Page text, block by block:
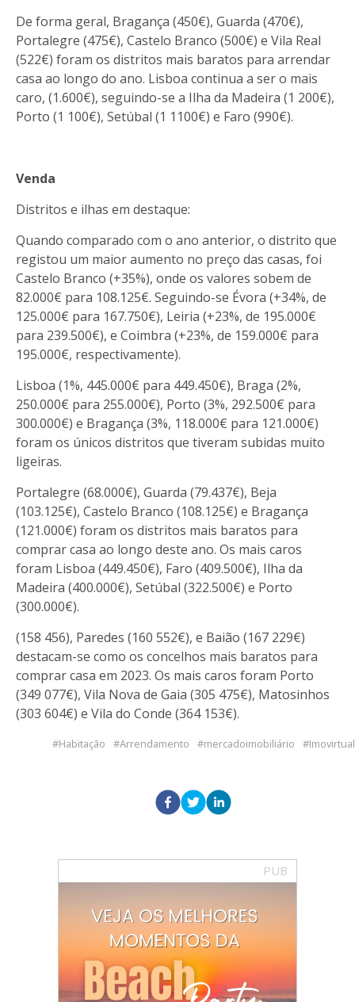
De forma geral, Bragança (450€), Guarda (470€),
Portalegre (475€), Castelo Branco (500€) e Vila Real
(522€) foram os distritos mais baratos para arrendar
casa ao longo do ano. Lisboa continua a ser o mais
caro, (1.600€), seguindo-se a Ilha da Madeira (1 200€),
Porto (1 100€), Setúbal (1 1100€) e Faro (990€).
Venda
Distritos e ilhas em destaque:
Quando comparado com o ano anterior, o distrito que
registou um maior aumento no preço das casas, foi
Castelo Branco (+35%), onde os valores sobem de
82.000€ para 108.125€. Seguindo-se Évora (+34%, de
125.000€ para 167.750€), Leiria (+23%, de 195.000€
para 239.500€), e Coimbra (+23%, de 159.000€ para
195.000€, respectivamente).
Lisboa (1%, 445.000€ para 449.450€), Braga (2%,
250.000€ para 255.000€), Porto (3%, 292.500€ para
300.000€) e Bragança (3%, 118.000€ para 121.000€)
foram os únicos distritos que tiveram subidas muito
ligeiras.
Portalegre (68.000€), Guarda (79.437€), Beja
(103.125€), Castelo Branco (108.125€) e Bragança
(121.000€) foram os distritos mais baratos para
comprar casa ao longo deste ano. Os mais caros
foram Lisboa (449.450€), Faro (409.500€), Ilha da
Madeira (400.000€), Setúbal (322.500€) e Porto
(300.000€).
(158 456), Paredes (160 552€), e Baião (167 229€)
destacam-se como os concelhos mais baratos para
comprar casa em 2023. Os mais caros foram Porto
(349 077€), Vila Nova de Gaia (305 475€), Matosinhos
(303 604€) e Vila do Conde (364 153€).
Habitação Arrendamento mercadoimobiliário Imovirtual
PUB